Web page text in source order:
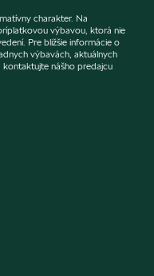
charakter. Na
výbavou, ktorá nie
Pre bližšie informácie o
výbavách, aktuálnych
nášho predajcu